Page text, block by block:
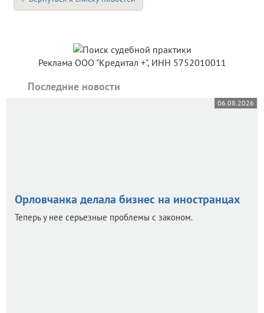
Реклама ООО "Кредитал +", ИНН 5752010011
Последние новости
06.08.2026
Орловчанка делала бизнес на иностранцах
Теперь у нее серьезные проблемы с законом.